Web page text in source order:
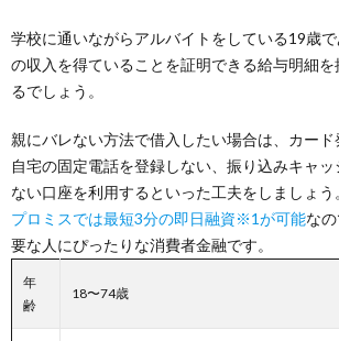
学校に通いながらアルバイトをしている19歳
の収入を得ていることを証明できる給与明細を
るでしょう。
親にバレない方法で借入したい場合は、カード
自宅の固定電話を登録しない、振り込みキャ
ない口座を利用するといった工夫をしましょう
プロミスでは最短3分の即日融資※1が可能な
要な人にぴったりな消費者金融です。
年
齢
18〜74歳